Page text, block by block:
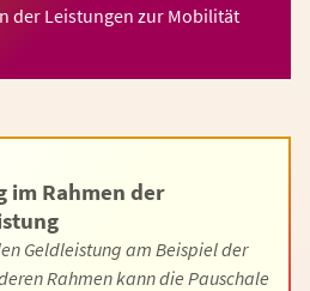
der Leistungen zur Mobilität
im Rahmen der
Geldleistung am Beispiel der
Rahmen kann die Pauschale